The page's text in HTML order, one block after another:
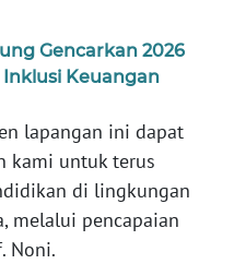
Gencarkan 2026
Keuangan
lapangan ini dapat
kami untuk terus
di lingkungan
melalui pencapaian
Noni.